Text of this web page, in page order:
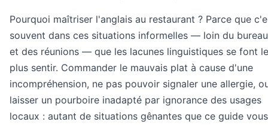
Pourquoi maîtriser l'anglais au restaurant ? Parce que
souvent dans ces situations informelles — loin du bureau
et des réunions — que les lacunes linguistiques se font le
plus sentir. Commander le mauvais plat à cause d'une
incompréhension, ne pas pouvoir signaler une allergie,
laisser un pourboire inadapté par ignorance des usages
locaux : autant de situations gênantes que ce guide vous